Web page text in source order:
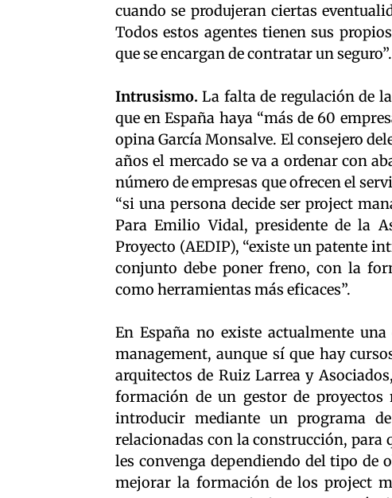
cuando se produjeran ciertas
Todos estos agentes tienen sus
que se encargan de contratar un seguro”.
Intrusismo. La falta de regulación de
que en España haya “más de 60
opina García Monsalve. El consejero
años el mercado se va a ordenar con
número de empresas que ofrecen el
“si una persona decide ser project
Para Emilio Vidal, presidente de la
Proyecto (AEDIP), “existe un patente
conjunto debe poner freno, con la
como herramientas más eficaces”.
En España no existe actualmente
management, aunque sí que hay
arquitectos de Ruiz Larrea y
formación de un gestor de proyectos
introducir mediante un programa
relacionadas con la construcción, para
les convenga dependiendo del tipo de
mejorar la formación de los project